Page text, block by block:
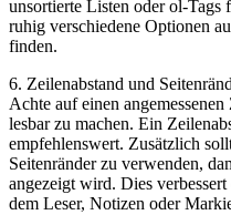
unsortierte Listen ⁣oder ol-Tags
ruhig verschiedene Optionen
finden.
6. Zeilenabstand und
Achte auf einen
lesbar zu machen.‌ Ein
empfehlenswert. ‍Zusätzlich
Seitenränder zu verwenden,
angezeigt wird.⁤ Dies
dem Leser, Notizen oder